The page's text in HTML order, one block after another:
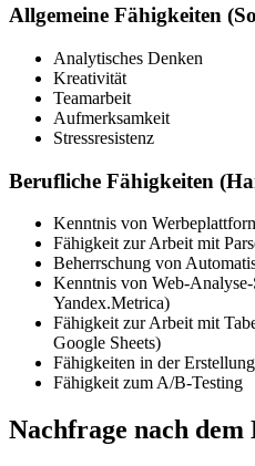
Allgemeine Fähigkeiten
Analytisches Denken
Kreativität
Teamarbeit
Aufmerksamkeit
Stressresistenz
Berufliche Fähigkeiten
Kenntnis von
Fähigkeit zur Arbeit mit
Beherrschung von
Kenntnis von Web-
Yandex.Metrica)
Fähigkeit zur Arbeit mit
Google Sheets)
Fähigkeiten in der
Fähigkeit zum A/B-Testing
Nachfrage nach dem